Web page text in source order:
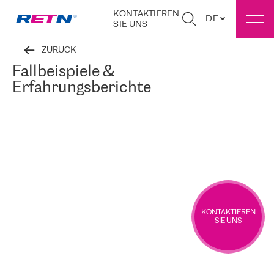
KONTAKTIEREN
SIE UNS
DE
ZURÜCK
Fallbeispiele &
Erfahrungsberichte
KONTAKTIEREN
SIE UNS